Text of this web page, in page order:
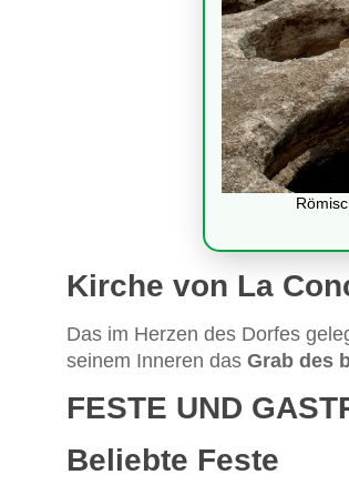
Kirche von La
Das im Herzen des Dorfes
seinem Inneren das Grab des
FESTE UND
Beliebte Feste